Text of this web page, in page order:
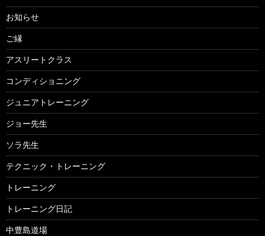
お知らせ
ご縁
アスリートクラス
コンディショニング
ジュニアトレーニング
ジョー先生
ソラ先生
テクニック・トレーニング
トレーニング
トレーニング日記
中豊島道場